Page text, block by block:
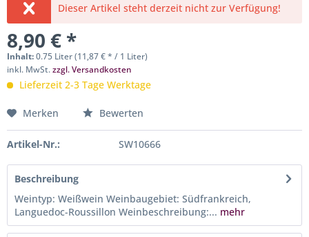
Dieser Artikel steht derzeit nicht zur Verfügung!
8,90 € *
Inhalt:0.75 Liter (11,87 € * / 1 Liter)
inkl. MwSt.zzgl. Versandkosten
Lieferzeit 2-3 Tage Werktage
Merken Bewerten
Artikel-Nr.: SW10666
Beschreibung
Weintyp: Weißwein Weinbaugebiet: Südfrankreich,
Languedoc-Roussillon Weinbeschreibung:... mehr